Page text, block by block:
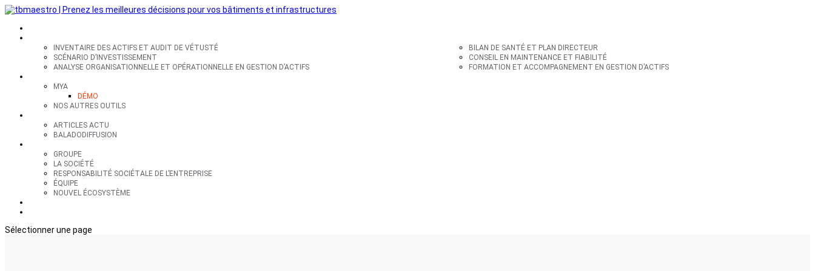
INVENTAIRE DES ACTIFS ET AUDIT DE VÉTUSTÉ
BILAN DE SANTÉ ET PLAN DIRECTEUR
SCÉNARIO D’INVESTISSEMENT
CONSEIL EN MAINTENANCE ET FIABILITÉ
ANALYSE ORGANISATIONNELLE ET OPÉRATIONNELLE EN GESTION D’ACTIFS
FORMATION ET ACCOMPAGNEMENT EN GESTION D’ACTIFS
MYA
DÉMO
NOS AUTRES OUTILS
ARTICLES ACTU
BALADODIFFUSION
GROUPE
LA SOCIÉTÉ
RESPONSABILITÉ SOCIÉTALE DE L’ENTREPRISE
ÉQUIPE
NOUVEL ÉCOSYSTÈME
Sélectionner une page